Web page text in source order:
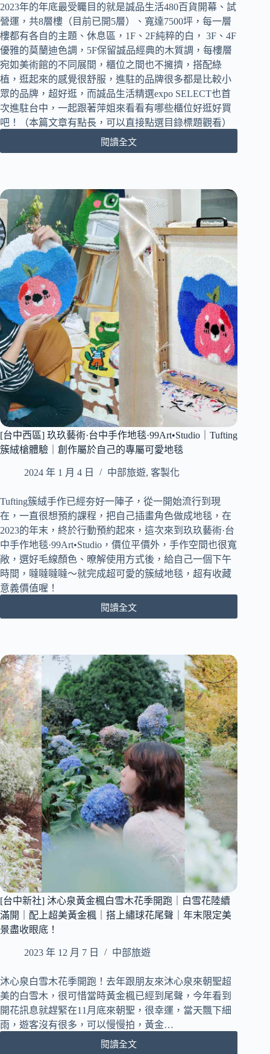
花
海
｜
超
絕
美
麝
香
木
隧
等
聖
｜
預
計
3
月
底
結
束
花
季
2023年的年底最受矚目的就是誠品生活480百貨開幕、試
營運，共8層樓（目前已開5層）、寬達7500坪，每一層
樓都有各自的主題、休息區，1F、2F純粹的白， 3F、4F
優雅的莫蘭迪色調，5F保留誠品經典的木質調，每樓層
宛如美術館的不同展間，櫃位之間也不擁擠，搭配綠
植，逛起來的感覺很舒服，進駐的品牌很多都是比較小
眾的品牌，超好逛，而誠品生活精選expo SELECT也首
次進駐台中，一起跟著萍姐來看看有哪些櫃位好逛好買
吧！（本篇文章有點長，可以直接點選目錄標題觀看）
閱讀全文
[台
區]
誠
品
生
活
480
誠
品
生
活
精
選
expo
SELECT
首
進
駐
台
中
台
新
百
貨
登
場！
打
造
美
[台中西區] 玖玖藝術·台中手作地毯·99Art•Studio｜Tufting
簇絨槍體驗｜創作屬於自己的專屬可愛地毯
2024 年 1 月 4 日 中部旅遊, 客製化
Tufting簇絨手作已經夯好一陣子，從一開始流行到現
在，一直很想預約課程，把自己插畫角色做成地毯，在
2023的年末，終於行動預約起來，這次來到玖玖藝術·台
中手作地毯·99Art•Studio，價位平價外，手作空間也很寬
敞，選好毛線顏色、暸解使用方式後，給自己一個下午
時間，噠噠噠噠～就完成超可愛的簇絨地毯，超有收藏
意義價值喔！
閱讀全文
[台
玖
玖
藝
術
·
台
中
手
作
地
毯
·99Art•Studio
｜
Tufting
簇
｜
創
於
己
的
專
屬
可
愛
[台中新社] 沐心泉黃金楓白雪木花季開跑｜白雪花陸續
滿開｜配上超美黃金楓｜搭上繡球花尾聲｜年末限定美
景盡收眼底！
2023 年 12 月 7 日 中部旅遊
沐心泉白雪木花季開跑！去年跟朋友來沐心泉來朝聖超
美的白雪木，很可惜當時黃金楓已經到尾聲，今年看到
開花訊息就趕緊在11月底來朝聖，很幸運，當天飄下細
雨，遊客沒有很多，可以慢慢拍，黃金…
閱讀全文
[台